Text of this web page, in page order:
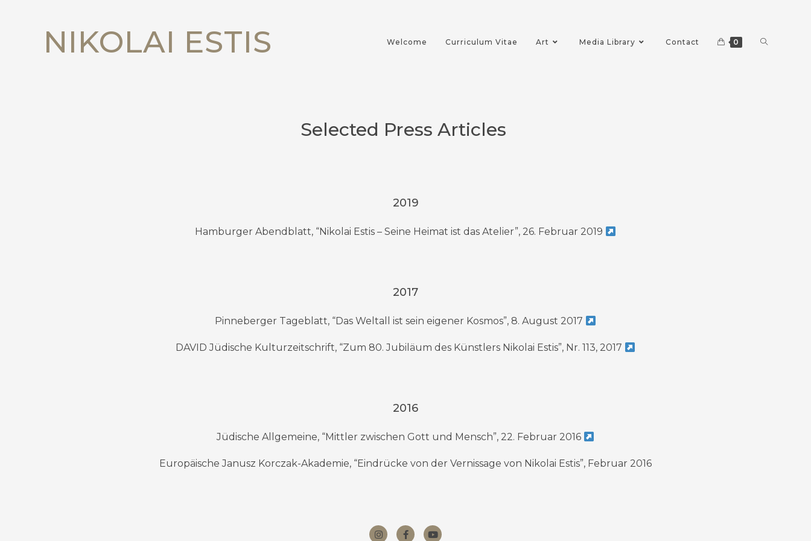
NIKOLAI ESTIS Welcome Curriculum Vitae Art Media Library Contact 0
Selected Press Articles
2019
Hamburger Abendblatt, “Nikolai Estis – Seine Heimat ist das Atelier”, 26. Februar 2019
2017
Pinneberger Tageblatt, “Das Weltall ist sein eigener Kosmos”, 8. August 2017
DAVID Jüdische Kulturzeitschrift, “Zum 80. Jubiläum des Künstlers Nikolai Estis”, Nr. 113, 2017
2016
Jüdische Allgemeine, “Mittler zwischen Gott und Mensch”, 22. Februar 2016
Europäische Janusz Korczak-Akademie, “Eindrücke von der Vernissage von Nikolai Estis”, Februar 2016